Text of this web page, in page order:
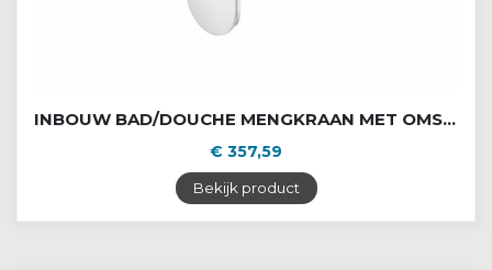
INBOUW BAD/DOUCHE MENGKRAAN MET OMSTEL
€ 357,59
Bekijk product